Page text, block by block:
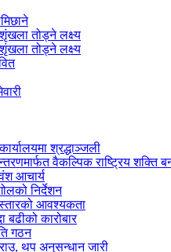
तोड्ने लक्ष्य
तोड्ने लक्ष्य
श्रद्धाञ्जली
वैकल्पिक राष्ट्रिय शक्ति
आचार्य
निर्देशन
आवश्यकता
कारोबार
गठन
थप अनुसन्धान जारी